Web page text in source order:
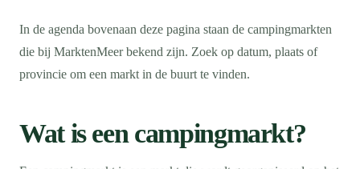
In de agenda bovenaan deze pagina staan de campingmarkten
die bij MarktenMeer bekend zijn. Zoek op datum, plaats of
provincie om een markt in de buurt te vinden.
Wat is een campingmarkt?